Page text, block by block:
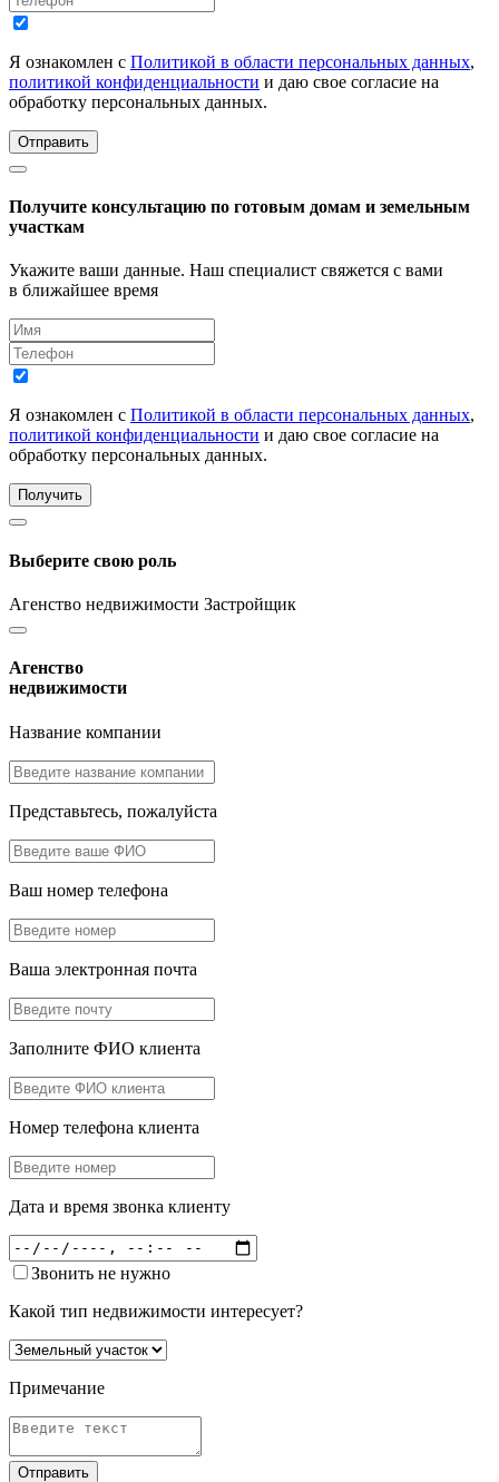
Я ознакомлен с Политикой в области персональных данных,
политикой конфиденциальности и даю свое согласие на
обработку персональных данных.
Отправить
Получите консультацию по готовым домам и земельным
участкам
Укажите ваши данные. Наш специалист свяжется с вами
в ближайшее время
Я ознакомлен с Политикой в области персональных данных,
политикой конфиденциальности и даю свое согласие на
обработку персональных данных.
Получить
Выберите свою роль
Агенство недвижимости Застройщик
Агенство
недвижимости
Название компании
Представьтесь, пожалуйста
Ваш номер телефона
Ваша электронная почта
Заполните ФИО клиента
Номер телефона клиента
Дата и время звонка клиенту
Звонить не нужно
Какой тип недвижимости интересует?
Примечание
Отправить